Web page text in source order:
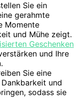
Sie ein
gerahmte
Momente
und Mühe zeigt.
Geschenken
und Ihre
Sie eine
und
sodass sie